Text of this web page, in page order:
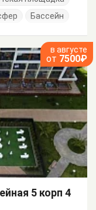
Бассейн
в августе
от 7500₽
5 корп 4